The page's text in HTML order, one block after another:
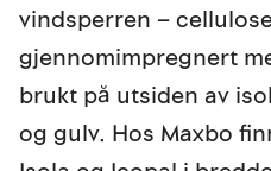
vindsperren –
gjennomimpregnert
brukt på utsiden av
og gulv. Hos Maxbo